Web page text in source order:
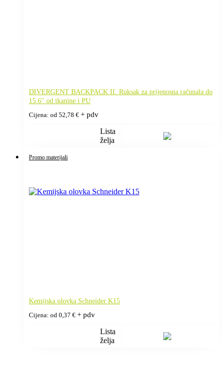
DIVERGENT BACKPACK II. Ruksak za prijenosna računala do
15.6'' od tkanine i PU
Cijena: od 52,78 € + pdv
Lista
želja
Promo materijali
Kemijska olovka Schneider K15
Cijena: od 0,37 € + pdv
Lista
želja